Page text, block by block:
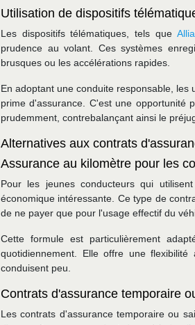
Utilisation de dispositifs
Les dispositifs télématiques, tels que
prudence au volant. Ces systèmes
brusques ou les accélérations rapides.
En adoptant une conduite responsable,
prime d'assurance. C'est une opportunité
prudemment, contrebalançant ainsi le
Alternatives aux contrats
Assurance au kilomètre pour les
Pour les jeunes conducteurs qui
économique intéressante. Ce type de
de ne payer que pour l'usage effectif du
Cette formule est particulièrement
quotidiennement. Elle offre une
conduisent peu.
Contrats d'assurance temporaire
Les contrats d'assurance temporaire ou